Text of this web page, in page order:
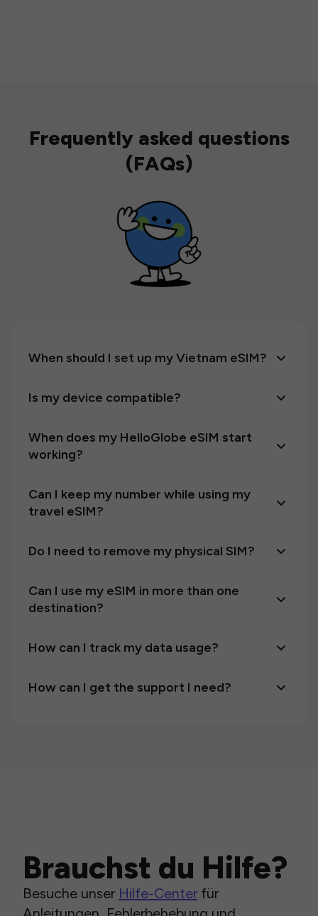
Frequently asked questions
(FAQs)
When should I set up my Vietnam eSIM?
Is my device compatible?
When does my HelloGlobe eSIM start
working?
Can I keep my number while using my
travel eSIM?
Do I need to remove my physical SIM?
Can I use my eSIM in more than one
destination?
How can I track my data usage?
How can I get the support I need?
Brauchst du Hilfe?
Besuche unser Hilfe-Center für